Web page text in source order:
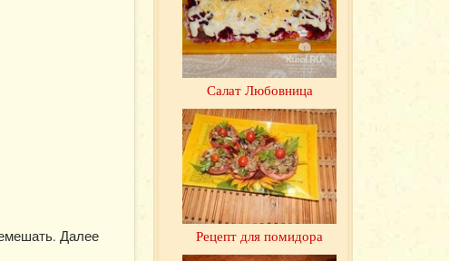
Далее
Салат Любовница
Рецепт для помидора